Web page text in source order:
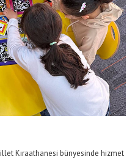
Kıraathanesi bünyesinde hizmet